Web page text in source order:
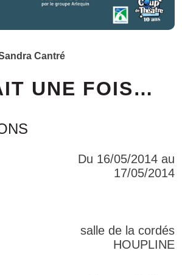
Cantré
UNE FOIS…
Du 16/05/2014 au
17/05/2014
salle de la cordés
HOUPLINE